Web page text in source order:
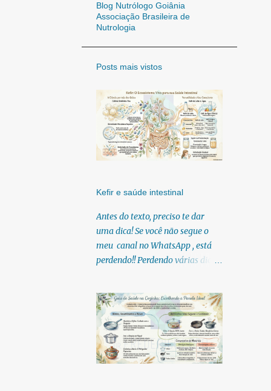
Blog Nutrólogo Goiânia
Associação Brasileira de
Nutrologia
Posts mais vistos
Kefir e saúde intestinal
Antes do texto, preciso te dar
uma dica! Se você não segue o
meu canal no WhatsApp , está
perdendo!! Perdendo várias dicas,
infográficos, o link para
download dos meus e-books.
Para acessar clique no link:
https://whatsapp.com/channel/0
029Vb6U4AqKgsNzkBhubA40